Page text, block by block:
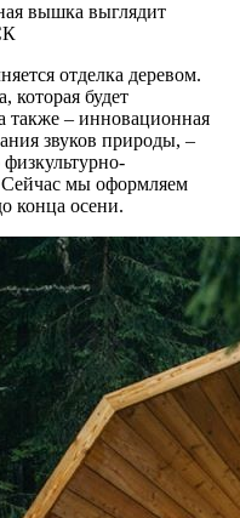
вышка выглядит
отделка деревом.
которая будет
также – инновационная
звуков природы, –
Сейчас мы оформляем
конца осени.